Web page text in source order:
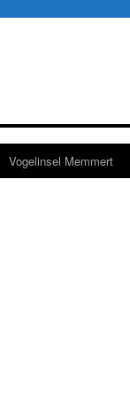
Vogelinsel Memmert